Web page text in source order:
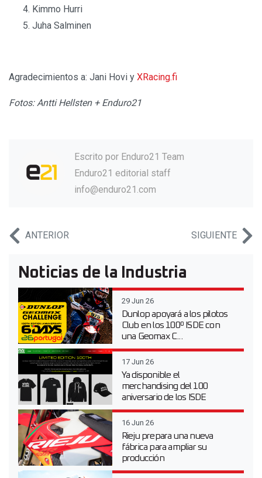
Kimmo Hurri
Juha Salminen
Agradecimientos a: Jani Hovi y XRacing.fi
Fotos: Antti Hellsten + Enduro21
Escrito por Enduro21 Team
Enduro21 editorial staff
info@enduro21.com
ANTERIOR SIGUIENTE
Noticias de la Industria
29 Jun 26
Dunlop apoyará a los pilotos
Club en los 100º ISDE con
una Geomax C...
17 Jun 26
Ya disponible el
merchandising del 100
aniversario de los ISDE
16 Jun 26
Rieju prepara una nueva
fábrica para ampliar su
producción